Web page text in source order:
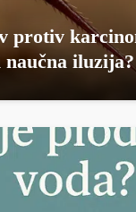
protiv
iluzija?